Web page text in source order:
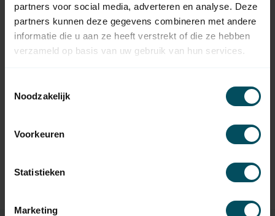
partners voor social media, adverteren en analyse. Deze
partners kunnen deze gegevens combineren met andere
informatie die u aan ze heeft verstrekt of die ze hebben
verzameld op basis van uw gebruik van hun services.
Noodzakelijk
Voorkeuren
Statistieken
Marketing
HUISMERK
Huismerk Draht aus
rostfreiem Stahl 3 mm
Auf Lager
14,50
Huismerk Draht aus 8,50
loser Kurbel 58,95